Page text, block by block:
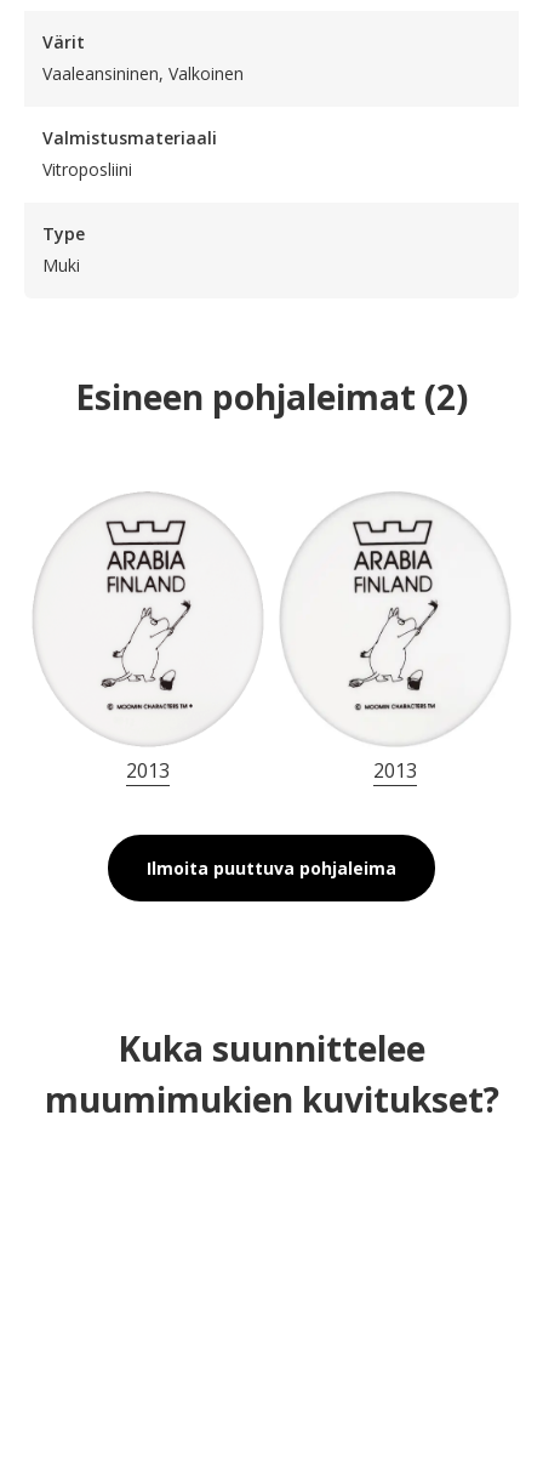
Värit
Vaaleansininen, Valkoinen
Valmistusmateriaali
Vitroposliini
Type
Muki
Esineen pohjaleimat (2)
2013 2013
Ilmoita puuttuva pohjaleima
Kuka suunnittelee
muumimukien kuvitukset?